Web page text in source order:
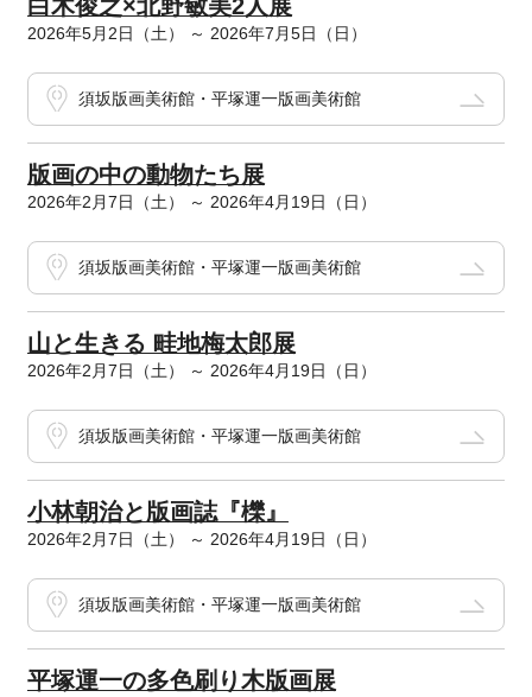
白木俊之×北野敏美2人展
2026年5月2日（土） ～ 2026年7月5日（日）
須坂版画美術館・平塚運一版画美術館
版画の中の動物たち展
2026年2月7日（土） ～ 2026年4月19日（日）
須坂版画美術館・平塚運一版画美術館
山と生きる 畦地梅太郎展
2026年2月7日（土） ～ 2026年4月19日（日）
須坂版画美術館・平塚運一版画美術館
小林朝治と版画誌『櫟』
2026年2月7日（土） ～ 2026年4月19日（日）
須坂版画美術館・平塚運一版画美術館
平塚運一の多色刷り木版画展